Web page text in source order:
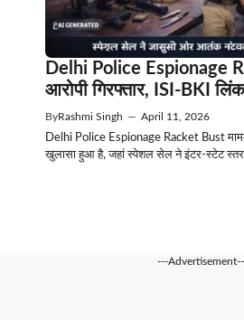
Delhi Police Espionage
आरोपी गिरफ्तार, ISI-BKI
ByRashmi Singh — April 11, 2026
Delhi Police Espionage Racket Bust
खुलासा हुआ है, जहां स्पेशल सेल ने इंटर-स्टेट
---